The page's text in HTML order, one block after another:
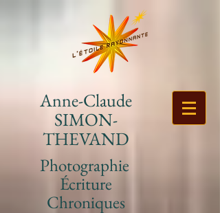
Anne-Claude
SIMON-
THEVAND
Photographie
Écriture
Chroniques